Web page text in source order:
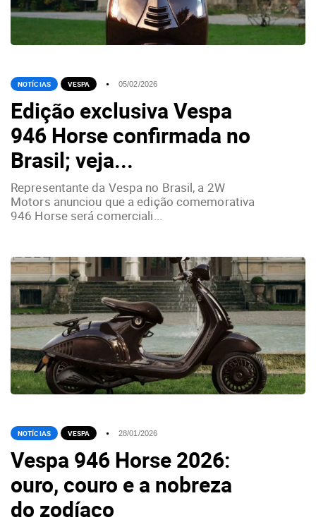
NOTÍCIAS VESPA 05/02/2026
Edição exclusiva Vespa
946 Horse confirmada no
Brasil; veja...
Representante da Vespa no Brasil, a 2W
Motors anunciou que a edição comemorativa
946 Horse será comerciali...
NOTÍCIAS VESPA 28/01/2026
Vespa 946 Horse 2026:
ouro, couro e a nobreza
do zodíaco